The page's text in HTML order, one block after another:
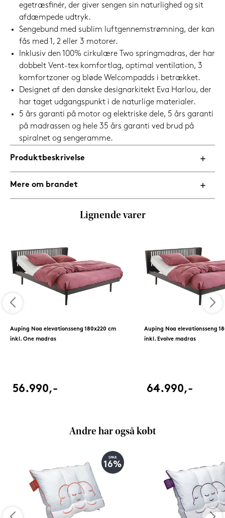
egetræsfinér, der giver sengen sin naturlighed og sit
afdæmpede udtryk.
Sengebund med sublim luftgennemstrømning, der kan
fås med 1, 2 eller 3 motorer.
Inklusiv den 100% cirkulære Two springmadras, der har
dobbelt Vent-tex komfortlag, optimal ventilation, 3
komfortzoner og bløde Welcompadds i betrækket.
Designet af den danske designarkitekt Eva Harlou, der
har taget udgangspunkt i de naturlige materialer.
5 års garanti på motor og elektriske dele, 5 års garanti
på madrassen og hele 35 års garanti ved brud på
spiralnet og sengeramme.
Produktbeskrivelse
Mere om brandet
Lignende varer
Auping Noa elevationsseng 180x220 cm
inkl. One madras
56.990,-
Auping Noa elevationsseng
inkl. Evolve madras
64.990,-
Andre har også købt
SPAR
16%